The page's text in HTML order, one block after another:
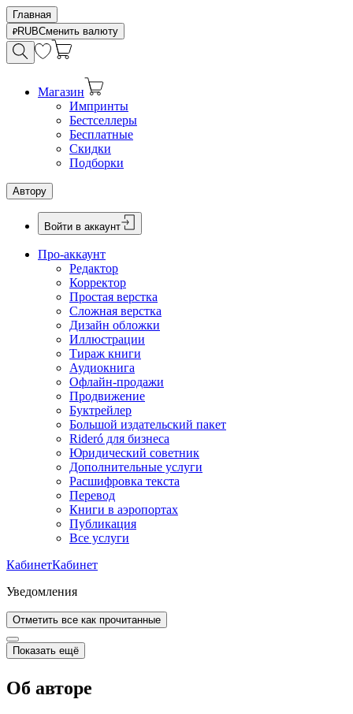
Главная
RUBСменить валюту
Магазин
Импринты
Бестселлеры
Бесплатные
Скидки
Подборки
Автору
Войти в аккаунт
Про-аккаунт
Редактор
Корректор
Простая верстка
Сложная верстка
Дизайн обложки
Иллюстрации
Тираж книги
Аудиокнига
Офлайн-продажи
Продвижение
Буктрейлер
Большой издательский пакет
Rideró для бизнеса
Юридический советник
Дополнительные услуги
Расшифровка текста
Перевод
Книги в аэропортах
Публикация
Все услуги
КабинетКабинет
Уведомления
Отметить все как прочитанные
Показать ещё
Об авторе